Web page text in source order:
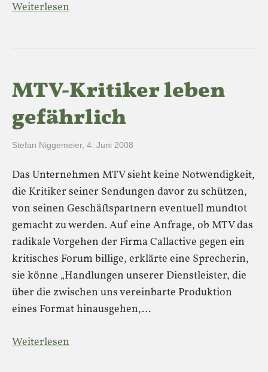
Weiterlesen
MTV-Kritiker leben
gefährlich
Stefan Niggemeier, 4. Juni 2008
Das Unternehmen MTV sieht keine Notwendigkeit,
die Kritiker seiner Sendungen davor zu schützen,
von seinen Geschäftspartnern eventuell mundtot
gemacht zu werden. Auf eine Anfrage, ob MTV das
radikale Vorgehen der Firma Callactive gegen ein
kritisches Forum billige, erklärte eine Sprecherin,
sie könne „Handlungen unserer Dienstleister, die
über die zwischen uns vereinbarte Produktion
eines Format hinausgehen,…
Weiterlesen